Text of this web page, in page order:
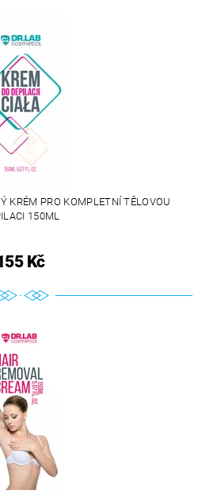
KRÉM PRO KOMPLETNÍ TĚLOVOU
150ML
Kč